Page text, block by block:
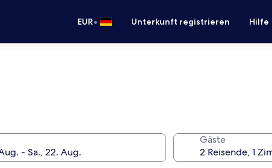
EUR• Unterkunft registrieren Hilfe
Gäste